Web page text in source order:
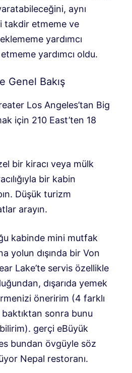
aynı
takdir etmeme ve
yardımcı
yardımcı oldu.
Genel Bakış
Los Angeles’tan Big
için 210 East’ten 18
bir kiracı veya mülk
bir kabin
Düşük turizm
arayın.
kabinde mini mutfak
yolun dışında bir Von
Lake’te servis özellikle
dışarıda yemek
öneririm (4 farklı
baktıktan sonra bunu
gerçi eBüyük
bundan övgüyle söz
Nepal restoranı.